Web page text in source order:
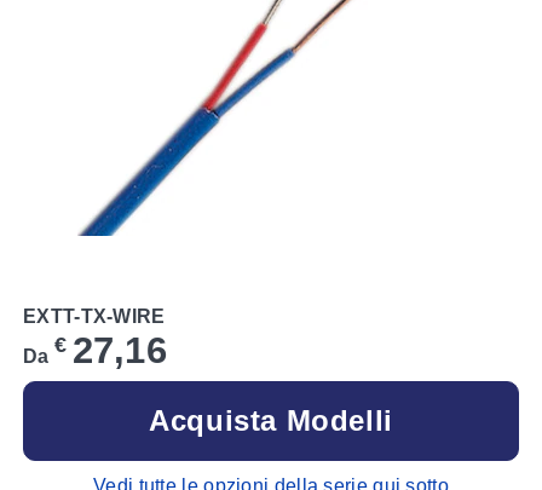
EXTT-TX-WIRE
Da € 27,16
Acquista Modelli
Vedi tutte le opzioni della serie qui sotto